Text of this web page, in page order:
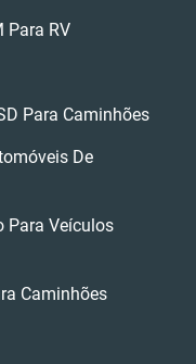
Para RV
Para Caminhões
De
Para Veículos
Caminhões